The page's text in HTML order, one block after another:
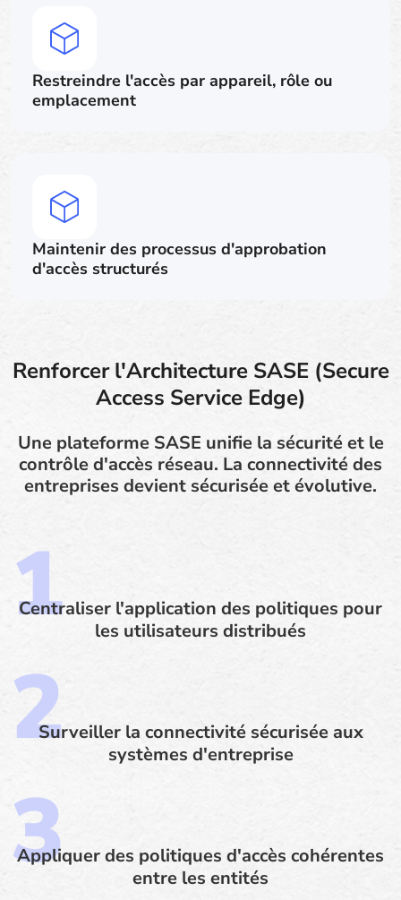
Restreindre l'accès par appareil, rôle ou
emplacement
Maintenir des processus d'approbation
d'accès structurés
Renforcer l'Architecture SASE (Secure
Access Service Edge)
Une plateforme SASE unifie la sécurité et le
contrôle d'accès réseau. La connectivité des
entreprises devient sécurisée et évolutive.
Centraliser l'application des politiques pour
les utilisateurs distribués
Surveiller la connectivité sécurisée aux
systèmes d'entreprise
Appliquer des politiques d'accès cohérentes
entre les entités